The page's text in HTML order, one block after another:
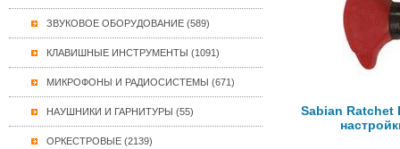
ЗВУКОВОЕ ОБОРУДОВАНИЕ (589)
КЛАВИШНЫЕ ИНСТРУМЕНТЫ (1091)
МИКРОФОНЫ И РАДИОСИСТЕМЫ (671)
НАУШНИКИ И ГАРНИТУРЫ (55)
ОРКЕСТРОВЫЕ (2139)
Sabian Ratchet